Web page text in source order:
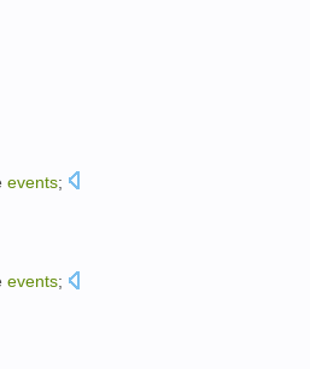
events;
events;